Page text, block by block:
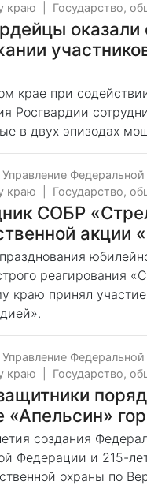
краю
Государство,
крае при
Росгвардии
в двух эпизодах
Управление
краю
Государство,
СОБР
акции
реагирования
краю принял
Управление
краю
Государство,
«Апельсин»
создания
Федерации и 215-
охраны по